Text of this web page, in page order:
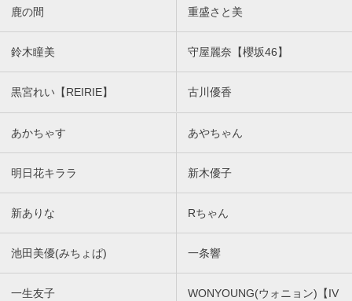
鹿の間 重盛さと美
鈴木瞳美 守屋麗奈【櫻坂46】
黒宮れい【REIRIE】 古川優香
あかちゃす あやちゃん
明日花キララ 新木優子
新ありな Rちゃん
池田美優(みちょぱ) 一条響
一生友子
WONYOUNG(ウォニョン)【IV